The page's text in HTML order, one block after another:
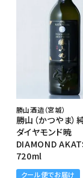
勝山酒造（宮城）
勝山（かつやま
ダイヤモンド暁
DIAMOND
720ml
クール便でお届け